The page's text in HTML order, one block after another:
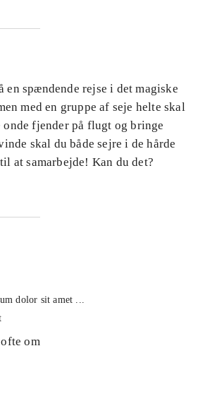
en spændende rejse i det magiske
med en gruppe af seje helte skal
onde fjender på flugt og bringe
skal du både sejre i de hårde
at samarbejde! Kan du det?
dolor sit amet ...
om